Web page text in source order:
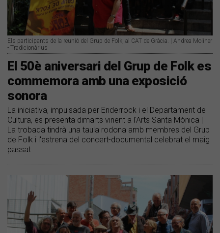
Els participants de la reunió del Grup de Folk, al CAT de Gràcia. | Andrea Moliner
- Tradicionàrius
El 50è aniversari del Grup de Folk es
commemora amb una exposició
sonora
La iniciativa, impulsada per Enderrock i el Departament de
Cultura, es presenta dimarts vinent a l'Arts Santa Mònica |
La trobada tindrà una taula rodona amb membres del Grup
de Folk i l'estrena del concert-documental celebrat el maig
passat